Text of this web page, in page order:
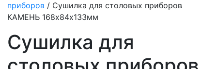
приборов / Сушилка для столовых приборов
КАМЕНЬ 168х84х133мм
Сушилка для